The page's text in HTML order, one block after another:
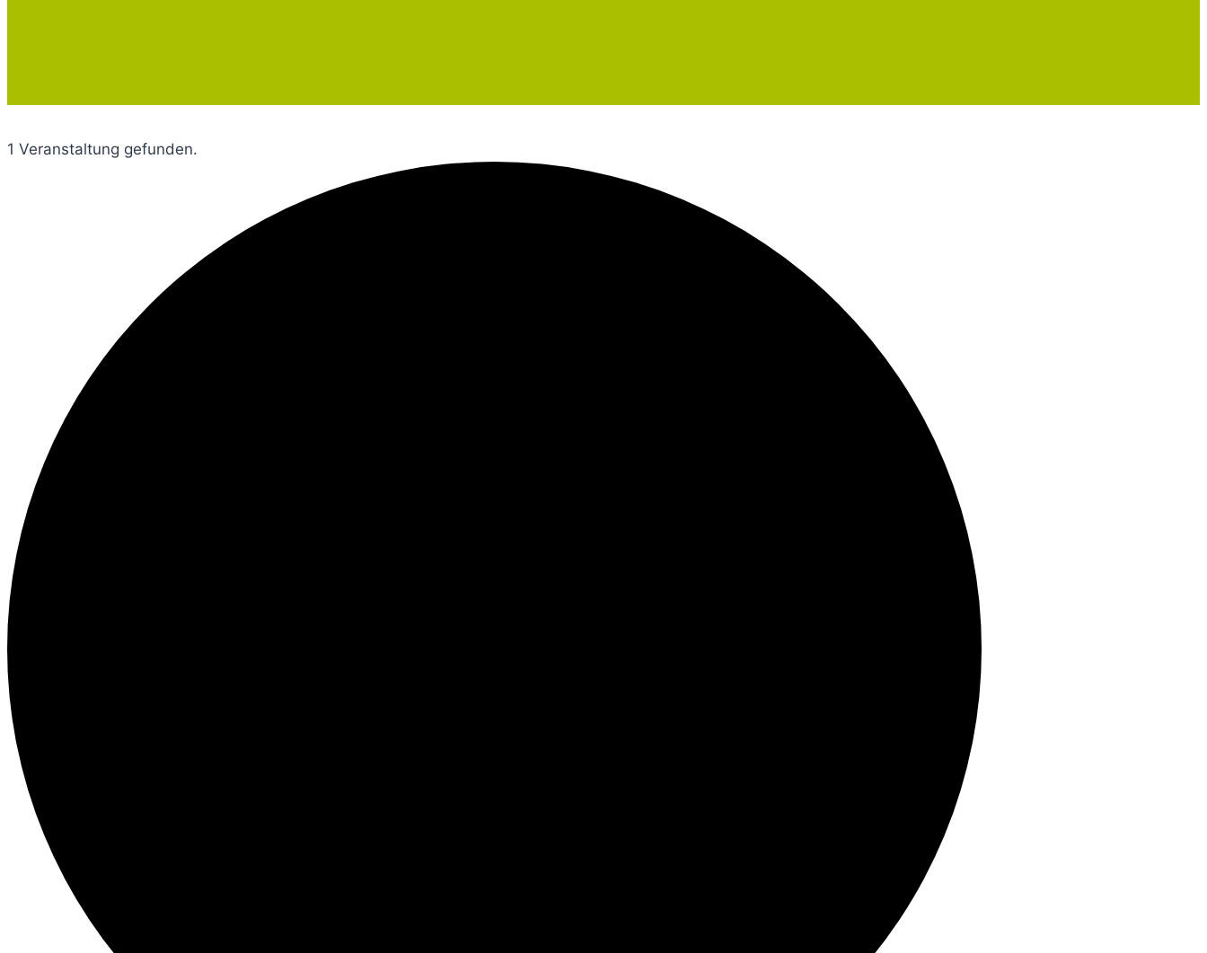
1 Veranstaltung gefunden.